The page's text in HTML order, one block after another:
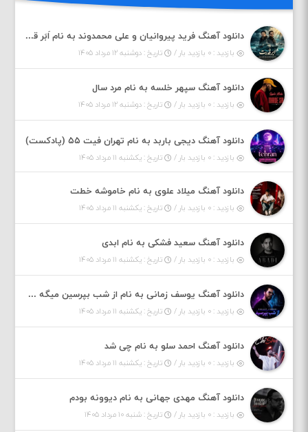
دانلود آهنگ فرید پیروانیان و علی محمدوند به نام اَبَر قدرت
بازدید : ۰ بازدید بار / تاریخ : دوشنبه ۱۲ مرداد ۱۴۰۵
دانلود آهنگ سپهر خلسه به نام مرد سال
بازدید : ۰ بازدید بار / تاریخ : دوشنبه ۱۲ مرداد ۱۴۰۵
دانلود آهنگ دیجی باربد به نام تهران فیت ۵۵ (پادکست)
بازدید : ۰ بازدید بار / تاریخ : یکشنبه ۱۱ مرداد ۱۴۰۵
دانلود آهنگ میلاد علوی به نام خاموشه خطت
بازدید : ۰ بازدید بار / تاریخ : یکشنبه ۱۱ مرداد ۱۴۰۵
دانلود آهنگ سعید فشکی به نام ابدی
بازدید : ۰ بازدید بار / تاریخ : یکشنبه ۱۱ مرداد ۱۴۰۵
دانلود آهنگ یوسف زمانی به نام از شب بپرسین میگه چه روزگاری دارم
بازدید : ۰ بازدید بار / تاریخ : یکشنبه ۱۱ مرداد ۱۴۰۵
دانلود آهنگ احمد سلو به نام چی شد
بازدید : ۰ بازدید بار / تاریخ : یکشنبه ۱۱ مرداد ۱۴۰۵
دانلود آهنگ مهدی جهانی به نام دیوونه بودم
بازدید : ۰ بازدید بار / تاریخ : شنبه ۱۰ مرداد ۱۴۰۵